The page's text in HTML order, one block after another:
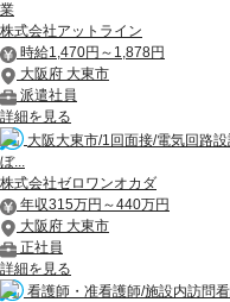
業
株式会社アットライン
時給1,470円～1,878円
大阪府 大東市
派遣社員
詳細を見る
大阪大東市/1回面接/電気回路
ぼ...
株式会社ゼロワンオカダ
年収315万円～440万円
大阪府 大東市
正社員
詳細を見る
看護師・准看護師/施設内訪問